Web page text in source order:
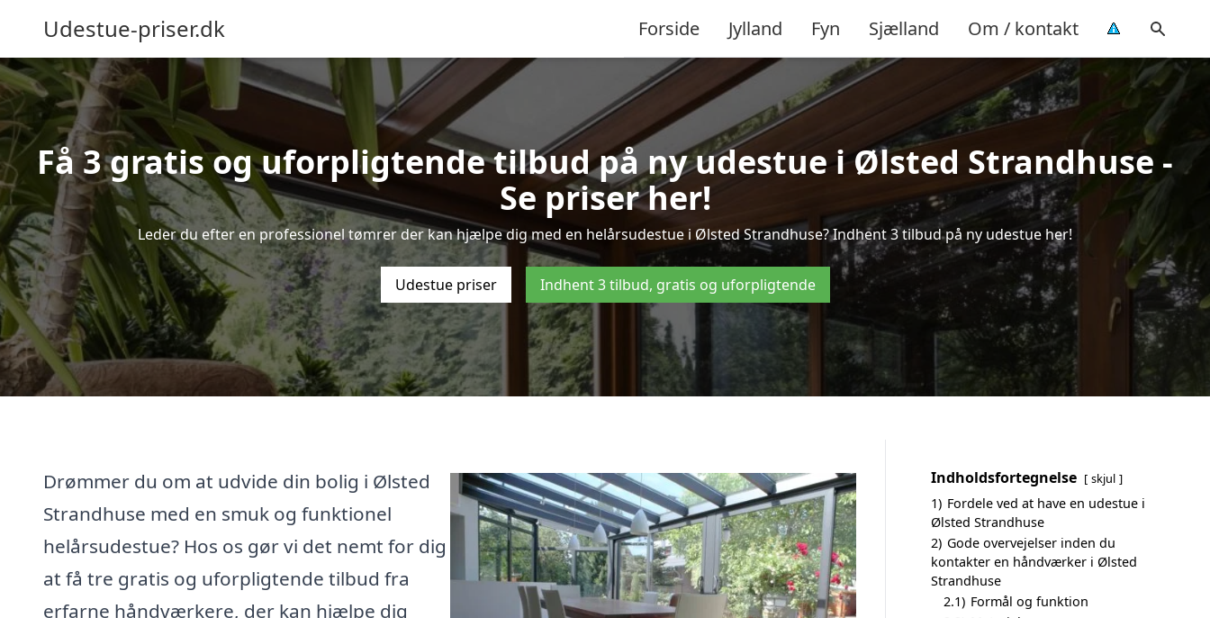
Udestue-priser.dk Forside Jylland Fyn Sjælland Om / kontakt
Få 3 gratis og uforpligtende tilbud på ny udestue i Ølsted Strandhuse -
Se priser her!
Leder du efter en professionel tømrer der kan hjælpe dig med en helårsudestue i Ølsted Strandhuse? Indhent 3 tilbud på ny udestue her!
Udestue priser Indhent 3 tilbud, gratis og uforpligtende
Drømmer du om at udvide din bolig i Ølsted
Strandhuse med en smuk og funktionel
helårsudestue? Hos os gør vi det nemt for dig
at få tre gratis og uforpligtende tilbud fra
erfarne håndværkere, der kan hjælpe dig
Indholdsfortegnelse skjul
1) Fordele ved at have en udestue i
Ølsted Strandhuse
2) Gode overvejelser inden du
kontakter en håndværker i Ølsted
Strandhuse
2.1) Formål og funktion